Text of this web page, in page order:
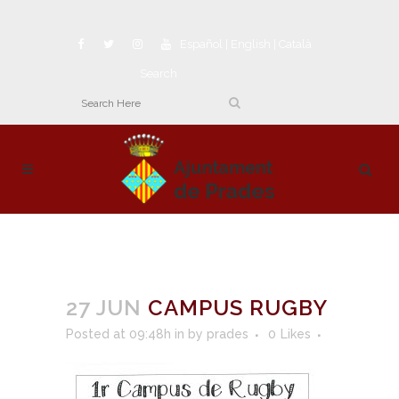
27 JUN CAMPUS RUGBY
Posted at 09:48h in by prades 0 Likes